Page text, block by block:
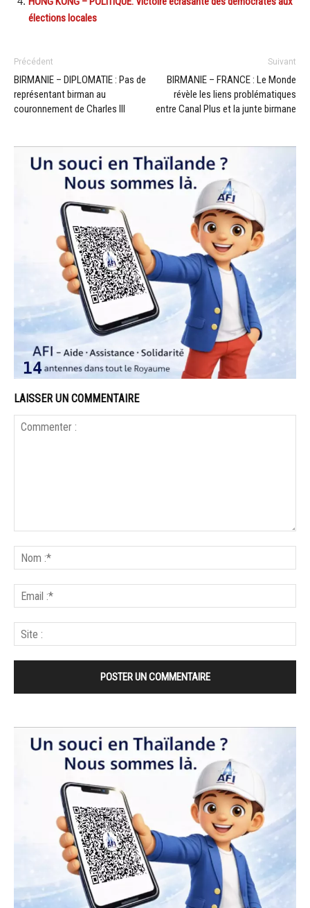
élections locales
Précédent
BIRMANIE – DIPLOMATIE : Pas de
représentant birman au
couronnement de Charles III
Suivant
BIRMANIE – FRANCE : Le Monde
révèle les liens problématiques
entre Canal Plus et la junte birmane
LAISSER UN COMMENTAIRE